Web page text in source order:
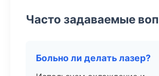
Часто задаваемые
Больно ли делать лазер?